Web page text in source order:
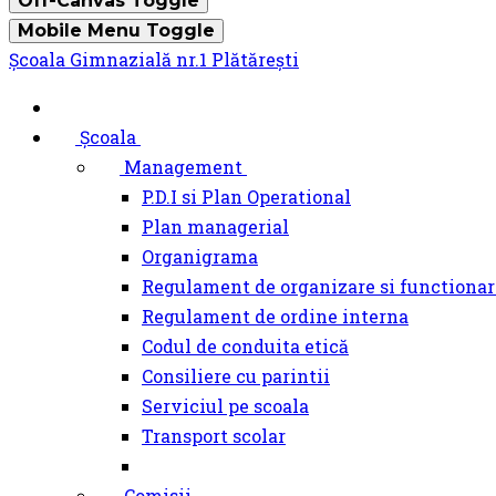
Mobile Menu Toggle
Şcoala Gimnazială nr.1 Plătărești
Școala
Management
P.D.I si Plan Operational
Plan managerial
Organigrama
Regulament de organizare si
Regulament de ordine interna
Codul de conduita etică
Consiliere cu parintii
Serviciul pe scoala
Transport scolar